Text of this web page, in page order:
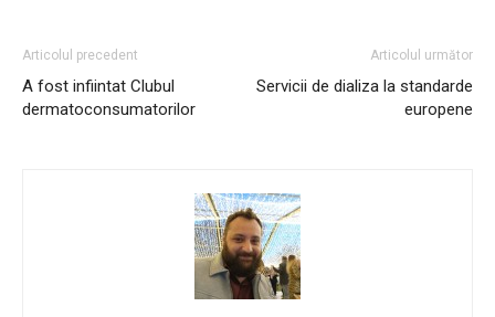
Articolul precedent
A fost infiintat Clubul
dermatoconsumatorilor
Articolul următor
Servicii de dializa la standarde
europene